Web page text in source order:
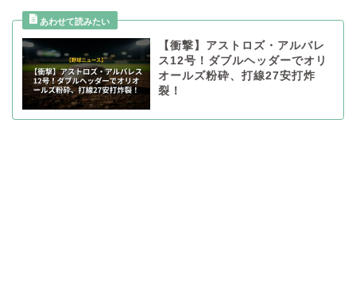
【衝撃】アストロズ・アルバレ
ス12号！ダブルヘッダーでオリ
オールズ粉砕、打線27安打炸
裂！